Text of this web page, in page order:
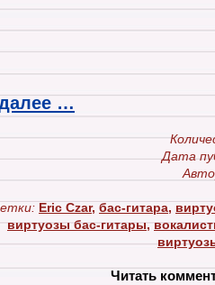
…
Дата
Eric Czar, бас-гитара,
виртуозы бас-гитары,
Читать